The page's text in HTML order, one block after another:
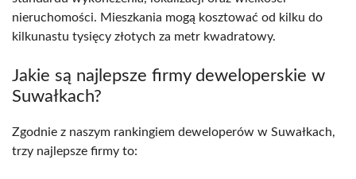
nieruchomości. Mieszkania mogą kosztować od kilku do
kilkunastu tysięcy złotych za metr kwadratowy.
Jakie są najlepsze firmy deweloperskie w
Suwałkach?
Zgodnie z naszym rankingiem deweloperów w Suwałkach,
trzy najlepsze firmy to: